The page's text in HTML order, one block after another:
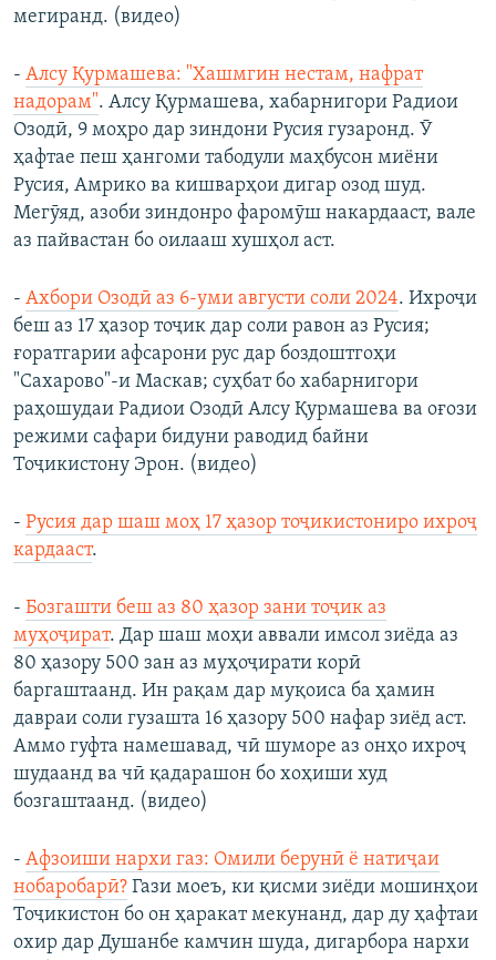
мегиранд. (видео)
- Алсу Қурмашева: "Хашмгин нестам, нафрат
надорам". Алсу Қурмашева, хабарнигори Радиои
Озодӣ, 9 моҳро дар зиндони Русия гузаронд. Ӯ
ҳафтае пеш ҳангоми табодули маҳбусон миёни
Русия, Амрико ва кишварҳои дигар озод шуд.
Мегӯяд, азоби зиндонро фаромӯш накардааст, вале
аз пайвастан бо оилааш хушҳол аст.
- Ахбори Озодӣ аз 6-уми августи соли 2024. Ихроҷи
беш аз 17 ҳазор тоҷик дар соли равон аз Русия;
ғоратгарии афсарони рус дар боздоштгоҳи
"Сахарово"-и Маскав; суҳбат бо хабарнигори
раҳошудаи Радиои Озодӣ Алсу Қурмашева ва оғози
режими сафари бидуни раводид байни
Тоҷикистону Эрон. (видео)
- Русия дар шаш моҳ 17 ҳазор тоҷикистониро ихроҷ
кардааст.
- Бозгашти беш аз 80 ҳазор зани тоҷик аз
муҳоҷират. Дар шаш моҳи аввали имсол зиёда аз
80 ҳазору 500 зан аз муҳоҷирати корӣ
баргаштаанд. Ин рақам дар муқоиса ба ҳамин
давраи соли гузашта 16 ҳазору 500 нафар зиёд аст.
Аммо гуфта намешавад, чӣ шуморе аз онҳо ихроҷ
шудаанд ва чӣ қадарашон бо хоҳиши худ
бозгаштаанд. (видео)
- Афзоиши нархи газ: Омили берунӣ ё натиҷаи
нобаробарӣ? Гази моеъ, ки қисми зиёди мошинҳои
Тоҷикистон бо он ҳаракат мекунанд, дар ду ҳафтаи
охир дар Душанбе камчин шуда, дигарбора нархи